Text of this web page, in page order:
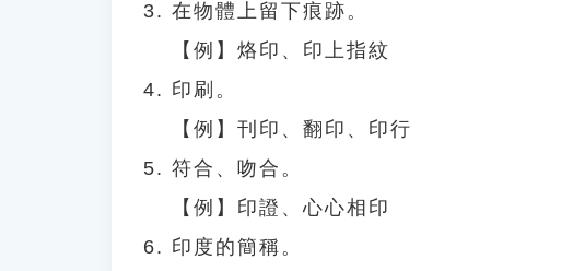
在物體上留下痕跡。
【例】烙印、印上指紋
印刷。
【例】刊印、翻印、印行
符合、吻合。
【例】印證、心心相印
印度的簡稱。